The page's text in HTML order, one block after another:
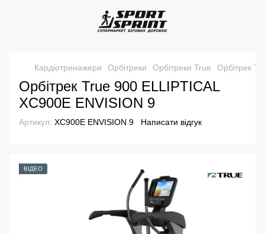
Кардіотренажери Орбітреки Орбітреки True Орбітрек
Орбітрек True 900 ELLIPTICAL
XC900E ENVISION 9
Артикул: XC900E ENVISION 9 Написати відгук
ВІДЕО